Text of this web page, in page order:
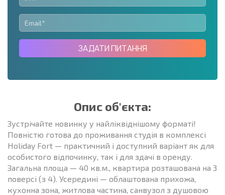
ЗАДАТИ ПИТАННЯ
Опис об'єкта:
Зустрічайте новинку у найліквіднішому форматі!
Повністю готова до проживання студія в комплексі
Holiday Fort — практичний і доступний варіант як для
особистого відпочинку, так і для здачі в оренду.
Загальна площа — 40 кв.м., квартира розташована на 3
поверсі (з 4). Усередині — облаштована прихожа,
кухонна зона, житлова частина, санвузол з душовою